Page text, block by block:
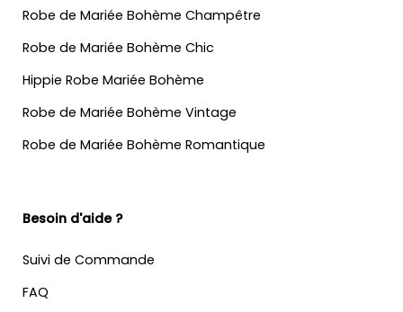
Robe de Mariée Bohème Champêtre
Robe de Mariée Bohème Chic
Hippie Robe Mariée Bohème
Robe de Mariée Bohème Vintage
Robe de Mariée Bohème Romantique
Besoin d'aide ?
Suivi de Commande
FAQ